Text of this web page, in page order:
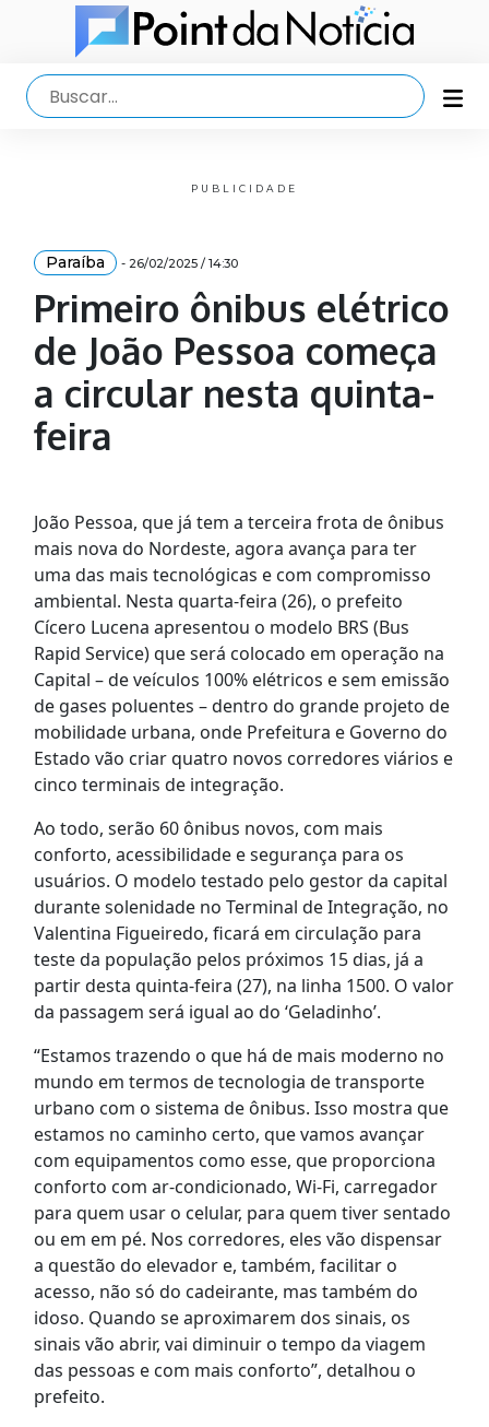
PUBLICIDADE
Paraíba - 26/02/2025 / 14:30
Primeiro ônibus elétrico
de João Pessoa começa
a circular nesta quinta-
feira
João Pessoa, que já tem a terceira frota de ônibus
mais nova do Nordeste, agora avança para ter
uma das mais tecnológicas e com compromisso
ambiental. Nesta quarta-feira (26), o prefeito
Cícero Lucena apresentou o modelo BRS (Bus
Rapid Service) que será colocado em operação na
Capital – de veículos 100% elétricos e sem emissão
de gases poluentes – dentro do grande projeto de
mobilidade urbana, onde Prefeitura e Governo do
Estado vão criar quatro novos corredores viários e
cinco terminais de integração.
Ao todo, serão 60 ônibus novos, com mais
conforto, acessibilidade e segurança para os
usuários. O modelo testado pelo gestor da capital
durante solenidade no Terminal de Integração, no
Valentina Figueiredo, ficará em circulação para
teste da população pelos próximos 15 dias, já a
partir desta quinta-feira (27), na linha 1500. O valor
da passagem será igual ao do ‘Geladinho’.
“Estamos trazendo o que há de mais moderno no
mundo em termos de tecnologia de transporte
urbano com o sistema de ônibus. Isso mostra que
estamos no caminho certo, que vamos avançar
com equipamentos como esse, que proporciona
conforto com ar-condicionado, Wi-Fi, carregador
para quem usar o celular, para quem tiver sentado
ou em em pé. Nos corredores, eles vão dispensar
a questão do elevador e, também, facilitar o
acesso, não só do cadeirante, mas também do
idoso. Quando se aproximarem dos sinais, os
sinais vão abrir, vai diminuir o tempo da viagem
das pessoas e com mais conforto”, detalhou o
prefeito.